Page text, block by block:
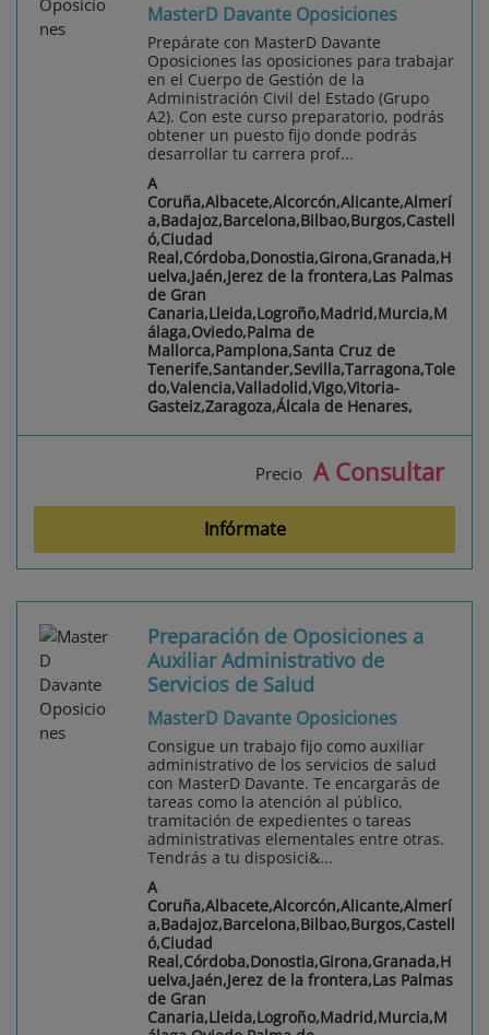
MasterD Davante Oposiciones
Prepárate con MasterD Davante
Oposiciones las oposiciones para trabajar
en el Cuerpo de Gestión de la
Administración Civil del Estado (Grupo
A2). Con este curso preparatorio, podrás
obtener un puesto fijo donde podrás
desarrollar tu carrera prof...
A
Coruña,Albacete,Alcorcón,Alicante,Almerí
a,Badajoz,Barcelona,Bilbao,Burgos,Castell
ó,Ciudad
Real,Córdoba,Donostia,Girona,Granada,H
uelva,Jaén,Jerez de la frontera,Las Palmas
de Gran
Canaria,Lleida,Logroño,Madrid,Murcia,M
álaga,Oviedo,Palma de
Mallorca,Pamplona,Santa Cruz de
Tenerife,Santander,Sevilla,Tarragona,Tole
do,Valencia,Valladolid,Vigo,Vitoria-
Gasteiz,Zaragoza,Álcala de Henares,
Precio A Consultar
Infórmate
Preparación de Oposiciones a
Auxiliar Administrativo de
Servicios de Salud
MasterD Davante Oposiciones
Consigue un trabajo fijo como auxiliar
administrativo de los servicios de salud
con MasterD Davante. Te encargarás de
tareas como la atención al público,
tramitación de expedientes o tareas
administrativas elementales entre otras.
Tendrás a tu disposici&...
A
Coruña,Albacete,Alcorcón,Alicante,Almerí
a,Badajoz,Barcelona,Bilbao,Burgos,Castell
ó,Ciudad
Real,Córdoba,Donostia,Girona,Granada,H
uelva,Jaén,Jerez de la frontera,Las Palmas
de Gran
Canaria,Lleida,Logroño,Madrid,Murcia,M